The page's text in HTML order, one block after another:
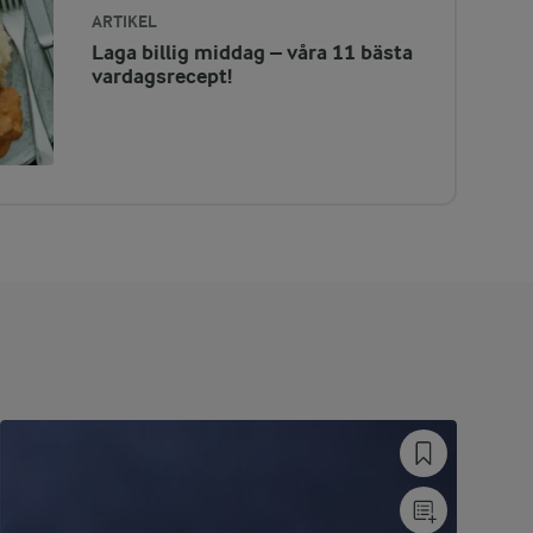
ARTIKEL
Laga billig middag – våra 11 bästa
vardagsrecept!